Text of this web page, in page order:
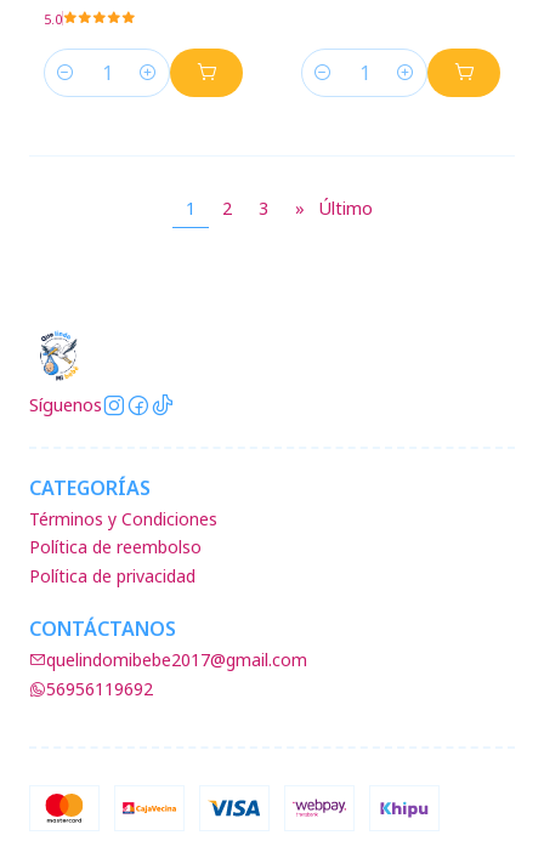
5.0
Cantidad Cantidad
1 2 3 » Último
Síguenos
CATEGORÍAS
Términos y Condiciones
Política de reembolso
Política de privacidad
CONTÁCTANOS
quelindomibebe2017@gmail.com
56956119692